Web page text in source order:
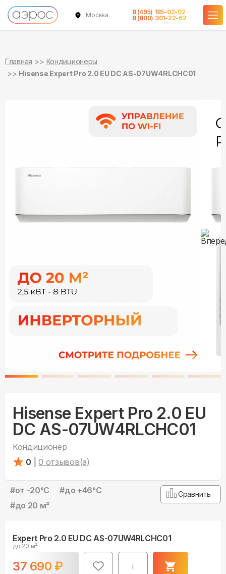
Москва
8 (495) 185-02-02
8 (800) 301-22-62
Главная
Кондиционеры
Hisense Expert Pro 2.0 EU DC AS-07UW4RLCHC01
Hisense Expert Pro 2.0 EU
DC AS-07UW4RLCHC01
Кондиционер
0
0 отзывов(а)
#от -20°С #до +46°С
#до 20 м²
Сравнить
Expert Pro 2.0 EU DC AS-07UW4RLCHC01
до 20 м²
37 690 ₽ i
в наличии
в наличии